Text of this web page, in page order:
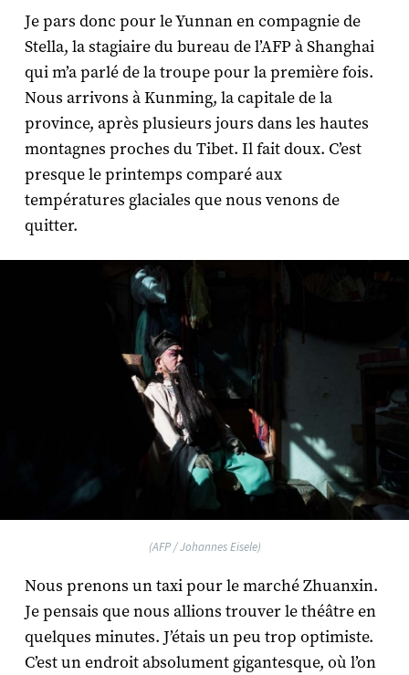
Je pars donc pour le Yunnan en compagnie de
Stella, la stagiaire du bureau de l’AFP à Shanghai
qui m’a parlé de la troupe pour la première fois.
Nous arrivons à Kunming, la capitale de la
province, après plusieurs jours dans les hautes
montagnes proches du Tibet. Il fait doux. C’est
presque le printemps comparé aux
températures glaciales que nous venons de
quitter.
(AFP / Johannes Eisele)
Nous prenons un taxi pour le marché Zhuanxin.
Je pensais que nous allions trouver le théâtre en
quelques minutes. J’étais un peu trop optimiste.
C’est un endroit absolument gigantesque, où l’on